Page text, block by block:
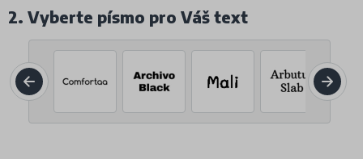
2. Vyberte písmo pro Váš text